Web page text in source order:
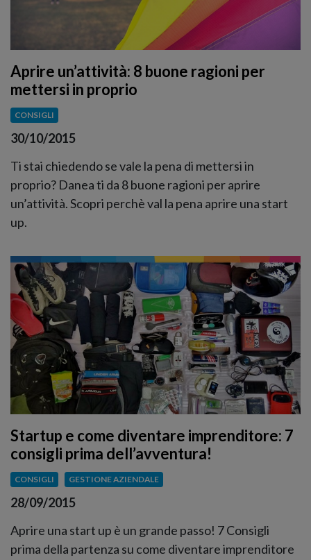
Aprire un’attività: 8 buone ragioni per
mettersi in proprio
CONSIGLI
30/10/2015
Ti stai chiedendo se vale la pena di mettersi in
proprio? Danea ti da 8 buone ragioni per aprire
un’attività. Scopri perchè val la pena aprire una start
up.
Startup e come diventare imprenditore: 7
consigli prima dell’avventura!
CONSIGLI GESTIONE AZIENDALE
28/09/2015
Aprire una start up è un grande passo! 7 Consigli
prima della partenza su come diventare imprenditore